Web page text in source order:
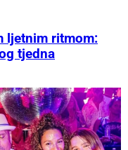
ljetnim ritmom:
tjedna